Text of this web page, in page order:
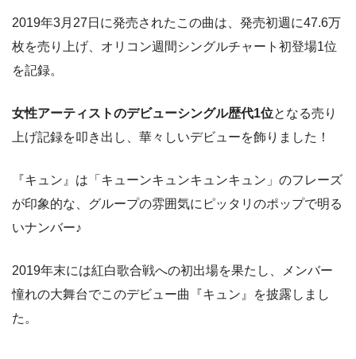
2019年3月27日に発売されたこの曲は、発売初週に47.6万
枚を売り上げ、オリコン週間シングルチャート初登場1位
を記録。
女性アーティストのデビューシングル歴代1位となる売り
上げ記録を叩き出し、華々しいデビューを飾りました！
『キュン』は「キューンキュンキュンキュン」のフレーズ
が印象的な、グループの雰囲気にピッタリのポップで明る
いナンバー♪
2019年末には紅白歌合戦への初出場を果たし、メンバー
憧れの大舞台でこのデビュー曲『キュン』を披露しまし
た。